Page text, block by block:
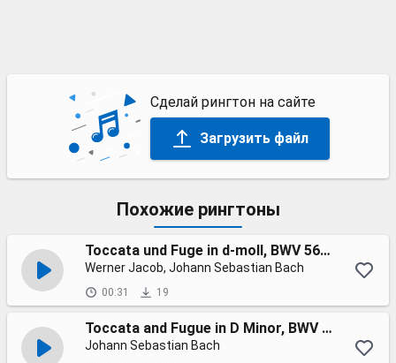
Сделай рингтон на сайте
Загрузить файл
Похожие рингтоны
Toccata und Fuge in d-moll, BWV 565: I. Toccata (1992 Digital Remaster)
Werner Jacob, Johann Sebastian Bach
00:31 19
Toccata and Fugue in D Minor, BWV 565
Johann Sebastian Bach